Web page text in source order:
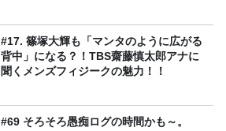
#17. 篠塚大輝も「マンタのように広がる
背中」になる？！TBS齋藤慎太郎アナに
聞くメンズフィジークの魅力！！
#69 そろそろ愚痴ログの時間かも～。